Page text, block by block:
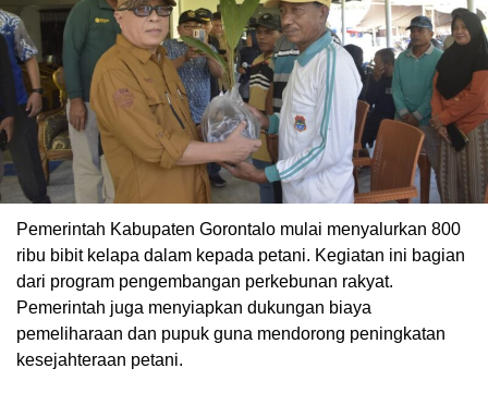
Pemerintah Kabupaten Gorontalo mulai menyalurkan 800
ribu bibit kelapa dalam kepada petani. Kegiatan ini bagian
dari program pengembangan perkebunan rakyat.
Pemerintah juga menyiapkan dukungan biaya
pemeliharaan dan pupuk guna mendorong peningkatan
kesejahteraan petani.